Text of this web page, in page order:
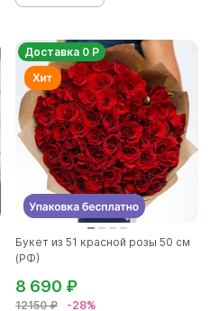
Доставка 0 Р
Букет из 51 красной розы 50 см
(РФ)
12150 ₽ -28%
8 690 ₽